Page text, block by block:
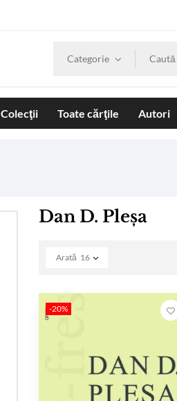
Categorie
Colecţii Toate cărţile Autori
Dan D. Pleșa
Arată 16
-20%